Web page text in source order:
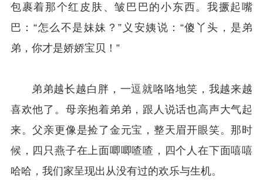
包裹着那个红皮肤、皱巴巴的小东西。我撅起嘴
巴：“怎么不是妹妹？”义安姨说：“傻丫头，是弟
弟，你才是娇娇宝贝！”
弟弟越长越白胖，一逗就咯咯地笑，我越来越
喜欢他了。母亲抱着弟弟，跟人说话也高声大气起
来。父亲更像是捡了金元宝，整天眉开眼笑。那时
候，四只燕子在上面唧唧喳喳，四个人在下面嘻嘻
哈哈，我们家呈现出从没有过的欢乐与生机。